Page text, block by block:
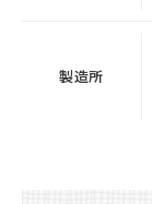
製造所